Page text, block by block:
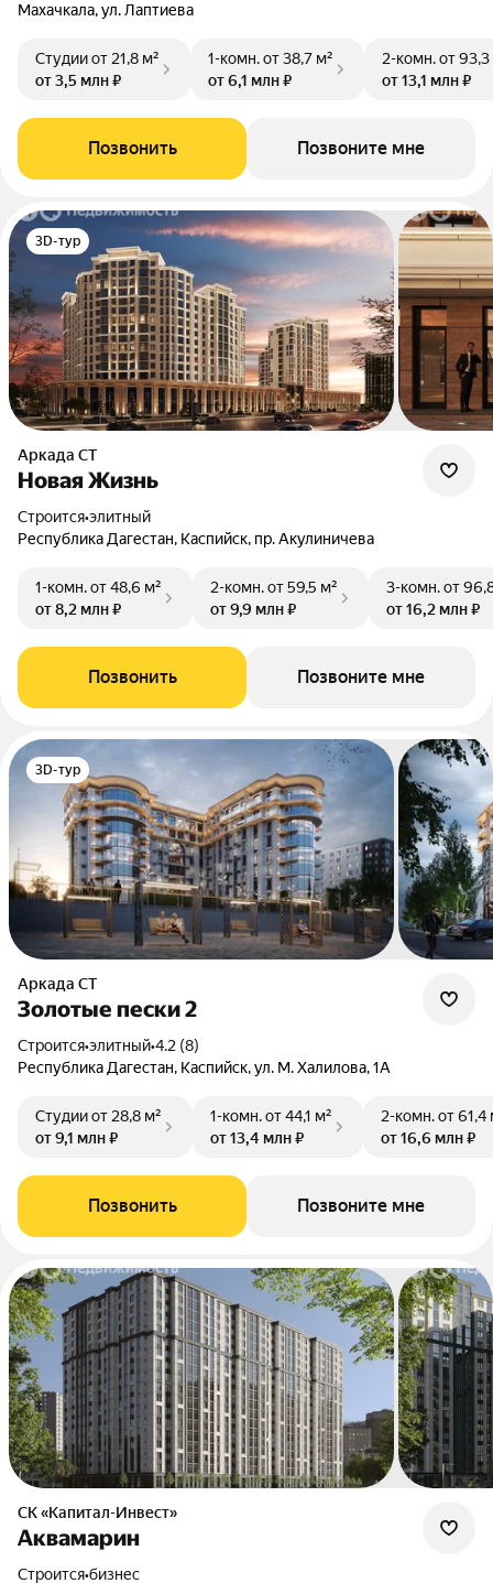
Махачкала, ул. Лаптиева
Студииот 21,8 м²
от 3,5 млн ₽
1-комн.от 38,7 м²
от 6,1 млн ₽
2-комн.от 93,3
от 13,1 млн ₽
Позвонить Позвоните мне
3D-тур
Аркада СТ
Новая Жизнь
Строится•элитный
Республика Дагестан, Каспийск, пр. Акулиничева
1-комн.от 48,6 м²
от 8,2 млн ₽
2-комн.от 59,5 м²
от 9,9 млн ₽
3-комн.от
от 16,2 млн ₽
Позвонить Позвоните мне
3D-тур
Аркада СТ
Золотые пески 2
Строится•элитный•4.2 (8)
Республика Дагестан, Каспийск, ул. М. Халилова, 1А
Студииот 28,8 м²
от 9,1 млн ₽
1-комн.от 44,1 м²
от 13,4 млн ₽
2-комн.от 61,4
от 16,6 млн ₽
Позвонить Позвоните мне
СК «Капитал-Инвест»
Аквамарин
Строится•бизнес